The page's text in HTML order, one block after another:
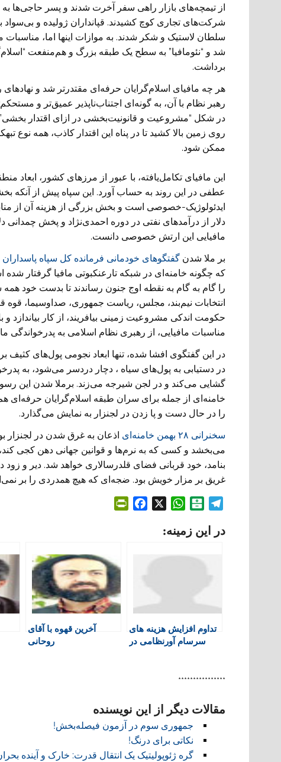
از تیمچه‌های بازار راهی سفر آخرت شدند و پسر ‏حاجی‌ها
شرکت‌های ‏تجاری کوچ کشیدند. قپانداران ژولیده و بی‌سواد
سلطان لاستیک و شکر شدند. به موازات اینها اما،
شد و “نئومافیا” به سطح یک طبقه ‏بزرگ و هم‌منفعت
‏برداشت.
هر چه مافیای اسلام‌گرایان حرفه‌ای مقتدرتر شد و
رهبر نظام با آن، به گونه‌ای اجتناب‌ناپذیر ‏عمیق‌تر و
در ‏شکل “مشروعیت و قانونیت‌بخشی در ازای اقتدار بخشی”
روی زمین بالا کشید تا در پناه این اقتدار کاذب، همه
ممکن شود.
این مافیای تکامل‌یافته، با عبور از مرزهای کشور،
عطفی در این روند به حساب آورد. این سپاه پیش از ‏آنکه
دلار از درآمد‌های نفتی در دوره احمدی‌نژاد و پخش چمدانی
مافیایی این ارتش خصوصی دانست.‏
بر ملا شدن گفتگو‌های خودمانی فرمانده کل سپاه
‏که چگونه خامنه‌ای در شبکه تارعنکبوتی مافیا گرفتار
را گام به گام به نقطه اوج جنون رساندند تا بدست ‏خود همه
انتخابات نیم‌بند، ‏مجلس، ریاست جمهوری، صداوسیما،
حکومت اندکی مشروعیت زمینی بیافریند، از کار بیاندازد
مناسبات مافیایی، از رهبری نظام ‏اسلامی به پدرخواندگی
در این گفتگوی افشا شده، تنها ابعاد نجومی ‏پول‌های کثیف
در ‏دستیابی به پول‌های سیاه ، دچار دردسر می‌شود، به
گشایی می‌کند و در لجن شیرجه می‌زند. برملا شدن این
خامنه‌ای از جمله برای ‏سران طبقه اسلام‌گرایان حرفه‌ای
را در حال دست و پا زدن در لجنزار به نمایش می‌گذارد.
سخنرانی ۲۸ بهمن ‏خامنه‌ای
اذعان به غرق ‏شدن در لجنزار
می‌بخشد و ‏کسی که به نرم‌ها و قوانین جهانی دهن کجی
غریق بر مزار ‏خویش بود. ضجه‌ای که هیچ همدردی را بر
l
a
m
l
n
W
a
t
F
i
e
در این زمینه:
تداوم افزایش هزینه های
سرسام آورنظامی در
آخرین قهوه با آقای
روحانی
****************
مقالات دیگر از این نویسنده
جمهوری سوم در آزمون فیصله‌بخش!
نکاتی برای درنگ!
گره ژئوپولیتیک یک انتقال قدرت: خارک و آینده